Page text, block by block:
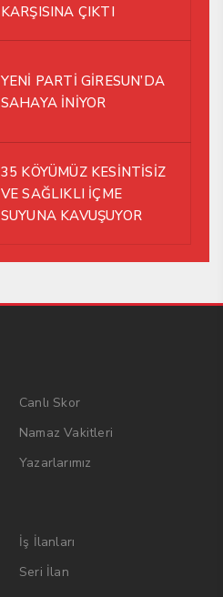
KARŞISINA ÇIKTI
YENİ PARTİ GİRESUN’DA
SAHAYA İNİYOR
35 KÖYÜMÜZ KESİNTİSİZ
VE SAĞLIKLI İÇME
SUYUNA KAVUŞUYOR
Canlı Skor
Namaz Vakitleri
Yazarlarımız
İş İlanları
Seri İlan